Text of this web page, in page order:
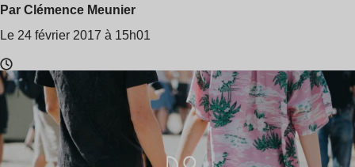
Par Clémence Meunier
Le 24 février 2017 à 15h01
Temps
de
:
1